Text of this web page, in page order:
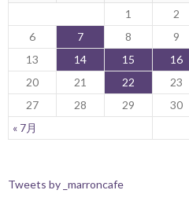
« 7月
1 2
6
7 8 9
13
14 15 16
20
21 22 23
27
28 29 30
Tweets by _marroncafe